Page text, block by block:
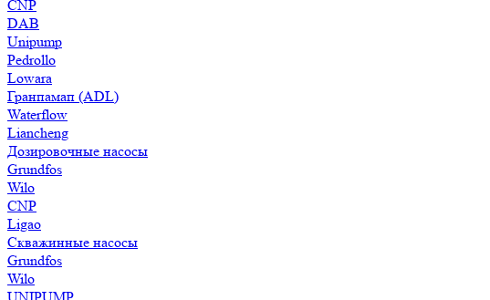
CNP
DAB
Unipump
Pedrollo
Lowara
Гранпамап (ADL)
Waterflow
Liancheng
Дозировочные насосы
Grundfos
Wilo
CNP
Ligao
Скважинные насосы
Grundfos
Wilo